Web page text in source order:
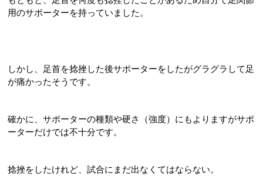
用のサポーターを持っていました。
しかし、足首を捻挫した後サポーターをしたがグラグラして足
が痛かったそうです。
確かに、サポーターの種類や硬さ（強度）にもよりますがサポ
ーターだけでは不十分です。
捻挫をしたけれど、試合にまだ出なくてはならない。